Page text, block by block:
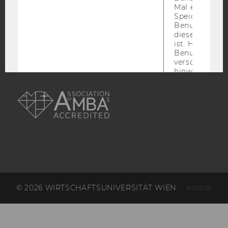
© 2026 WIRTSCHAFTSUNIVERSITÄT WIEN #43803
Mal eine
Speichert die
Benutzer-ID,
diese Seite
ist. Hotjar
Benutzer
verschiedene
hinweg.Stellt
wenn ein
Browser hat,